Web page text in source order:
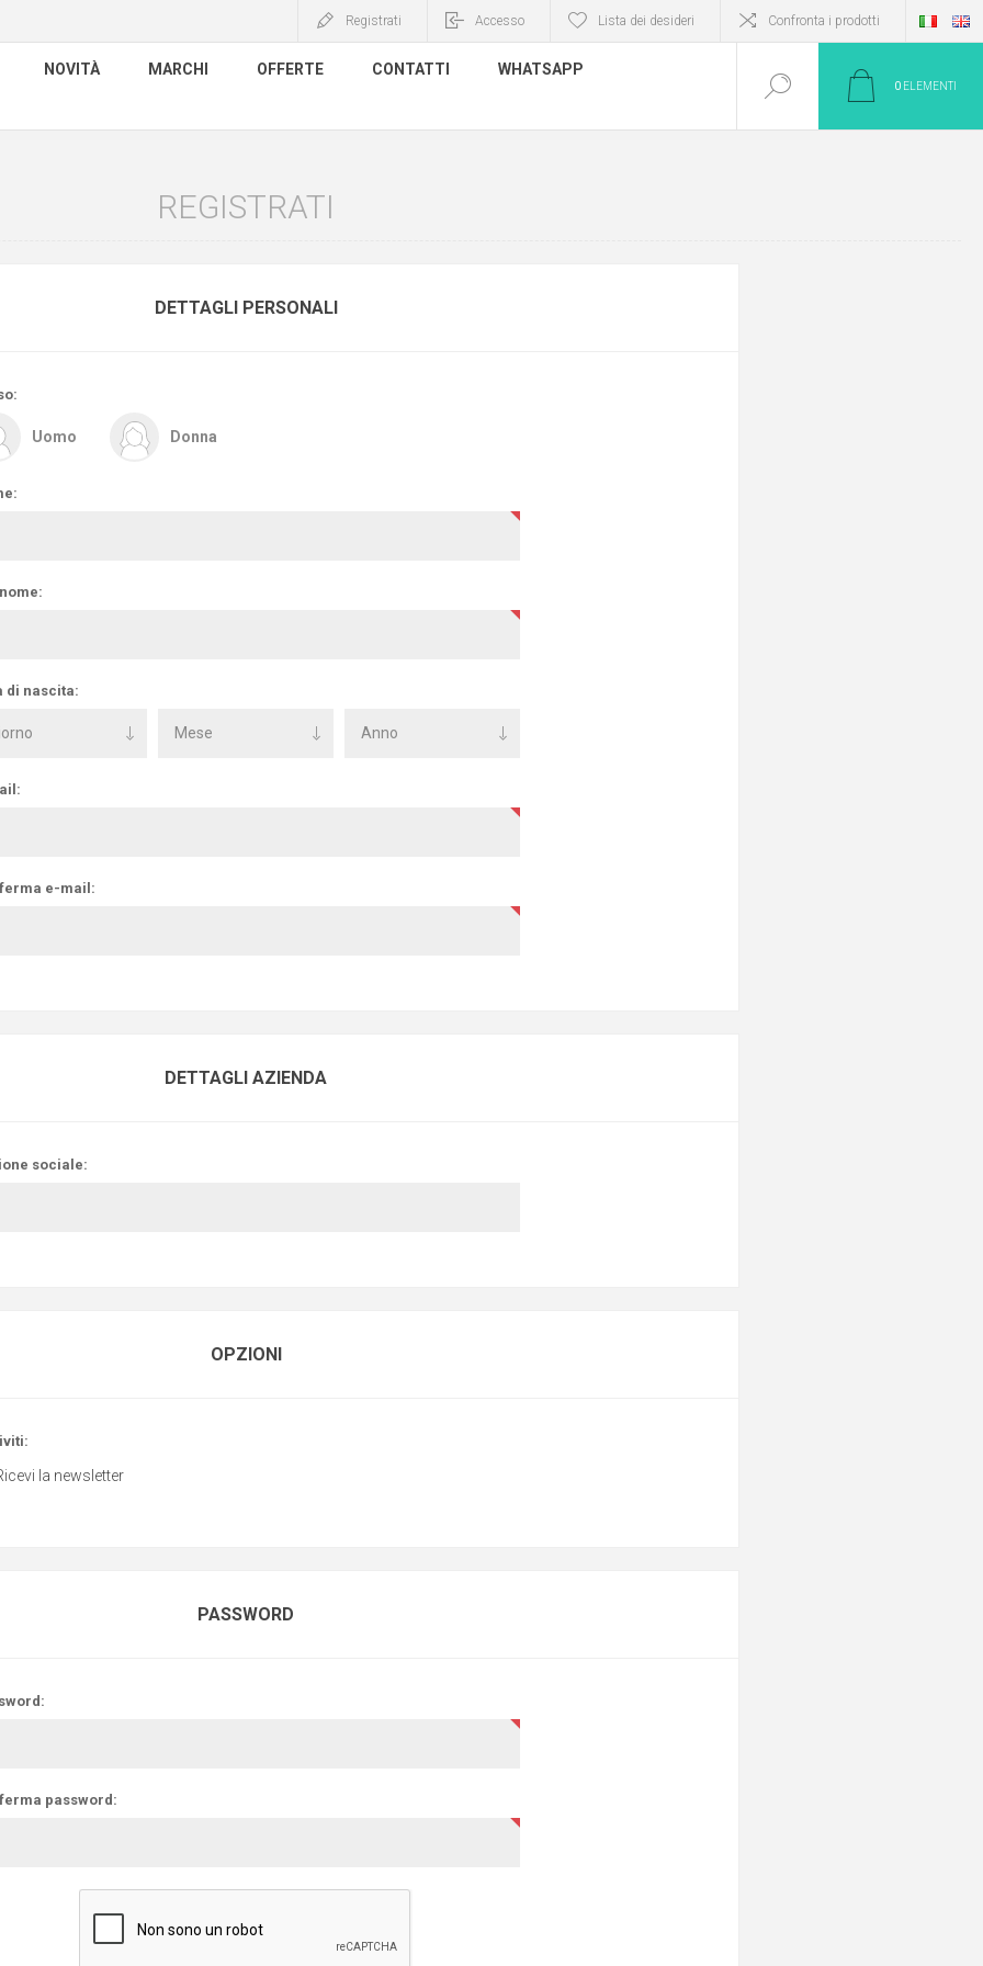
Registrati Accesso Lista dei desideri Confronta i prodotti
NOVITÀ MARCHI OFFERTE CONTATTI
WHATSAPP
0 ELEMENTI
REGISTRATI
DETTAGLI PERSONALI
Uomo Donna
di nascita:
e-mail:
DETTAGLI AZIENDA
sociale:
OPZIONI
la newsletter
PASSWORD
password: